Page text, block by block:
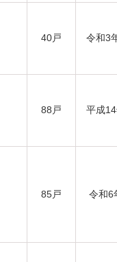
40戸 令和3
88戸 平成
85戸 令和6